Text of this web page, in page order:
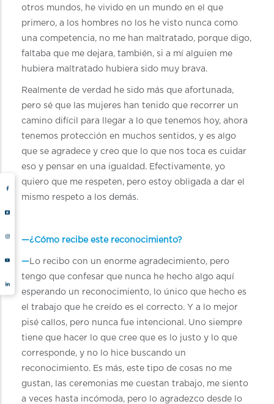
otros mundos, he vivido en un mundo en el que
primero, a los hombres no los he visto nunca como
una competencia, no me han maltratado, porque digo,
faltaba que me dejara, también, si a mí alguien me
hubiera maltratado hubiera sido muy brava.
Realmente de verdad he sido más que afortunada,
pero sé que las mujeres han tenido que recorrer un
camino difícil para llegar a lo que tenemos hoy, ahora
tenemos protección en muchos sentidos, y es algo
que se agradece y creo que lo que nos toca es cuidar
eso y pensar en una igualdad. Efectivamente, yo
quiero que me respeten, pero estoy obligada a dar el
mismo respeto a los demás.
—¿Cómo recibe este reconocimiento?
— Lo recibo con un enorme agradecimiento, pero
tengo que confesar que nunca he hecho algo aquí
esperando un reconocimiento, lo único que hecho es
el trabajo que he creído es el correcto. Y a lo mejor
pisé callos, pero nunca fue intencional. Uno siempre
tiene que hacer lo que cree que es lo justo y lo que
corresponde, y no lo hice buscando un
reconocimiento. Es más, este tipo de cosas no me
gustan, las ceremonias me cuestan trabajo, me siento
a veces hasta incómoda, pero lo agradezco desde lo